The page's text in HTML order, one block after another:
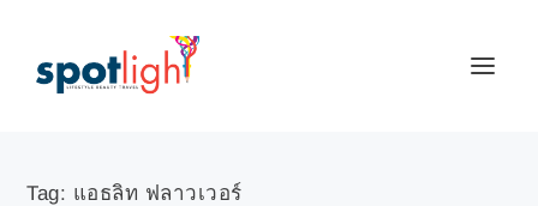
Tag: แอธลิท ฟลาวเวอร์